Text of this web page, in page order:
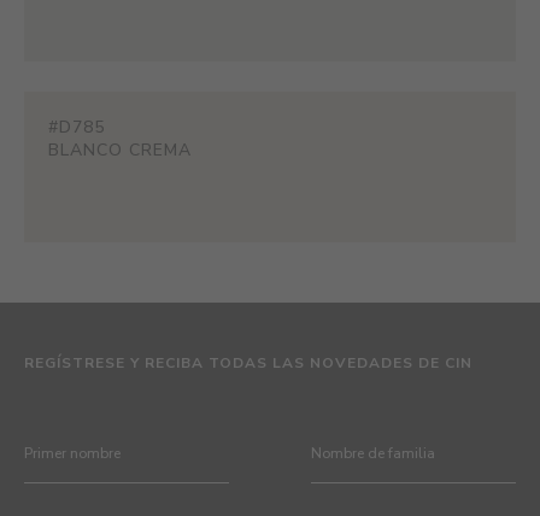
#D785
BLANCO CREMA
REGÍSTRESE Y RECIBA TODAS LAS NOVEDADES DE CIN